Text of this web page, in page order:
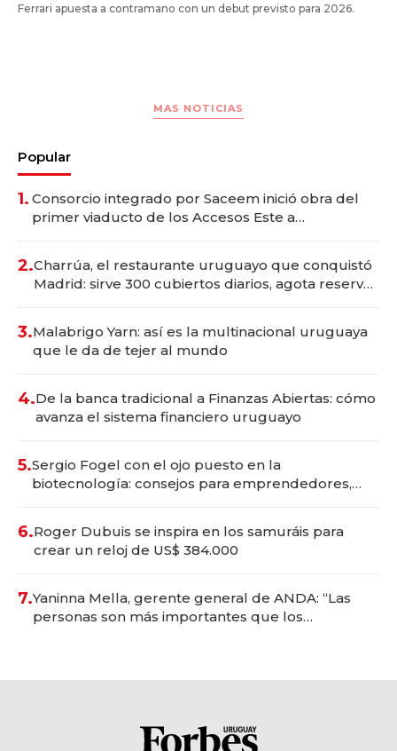
Ferrari apuesta a contramano con un debut previsto para 2026.
MAS NOTICIAS
Popular
1. Consorcio integrado por Saceem inició obra del
primer viaducto de los Accesos Este a
2.Charrúa, el restaurante uruguayo que conquistó
Madrid: sirve 300 cubiertos diarios, agota reservas
3.Malabrigo Yarn: así es la multinacional uruguaya
que le da de tejer al mundo
4.De la banca tradicional a Finanzas Abiertas: cómo
avanza el sistema financiero uruguayo
5.Sergio Fogel con el ojo puesto en la
biotecnología: consejos para emprendedores,
6.Roger Dubuis se inspira en los samuráis para
crear un reloj de US$ 384.000
7.Yaninna Mella, gerente general de ANDA: “Las
personas son más importantes que los